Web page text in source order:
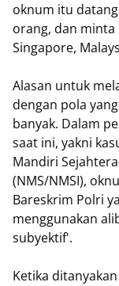
oknum itu
orang, dan minta
Singapore,
Alasan untuk
dengan pola
banyak. Dalam
saat ini, yakni
Mandiri
(NMS/NMSI),
Bareskrim Polri
menggunakan
subyektif'.
Ketika